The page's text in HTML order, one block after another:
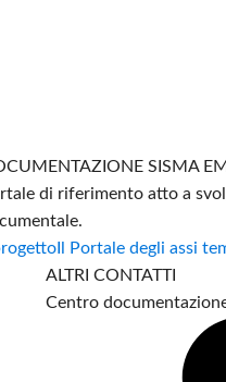
SISMA
di riferimento atto a
Il Portale degli assi
ALTRI CONTATTI
Centro